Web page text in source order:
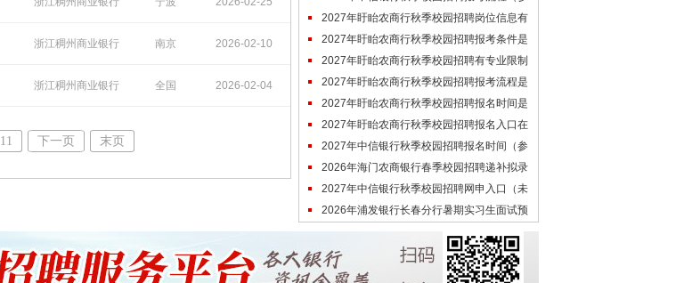
招聘 15:37:51
浙江稠州商业银行
招聘
南京 2026-02-10
14:28:16
浙江稠州商业银行 全国 2026-02-04
11 下一页 末页
考）2027年盱眙农商行秋季校园招聘岗位信息有
哪些？
2027年盱眙农商行秋季校园招聘报考条件是
什么？
2027年盱眙农商行秋季校园招聘有专业限制
吗？2027年盱眙农商行秋季校园招聘报考流程是
什么？
2027年盱眙农商行秋季校园招聘报名时间是
什么时候？
2027年盱眙农商行秋季校园招聘报名入口在
哪里？
2027年中信银行秋季校园招聘报名时间（参
考）2026年海门农商银行春季校园招聘递补拟录
用人员公示（7.22）
2027年中信银行秋季校园招聘网申入口（未
开通）
2026年浦发银行长春分行暑期实习生面试预